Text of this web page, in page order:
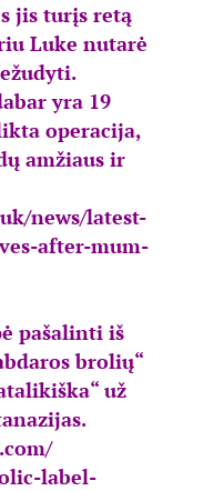
jis turįs retą
Luke nutarė
yra 19
operacija,
amžiaus ir
news/latest-
after-mum-
pašalinti iš
brolių“
už
label-